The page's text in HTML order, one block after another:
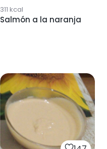
311 kcal
Salmón a la naranja